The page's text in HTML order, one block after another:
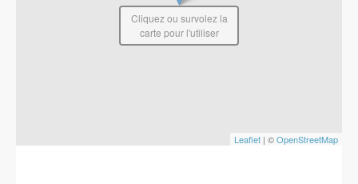
Leaflet | ©OpenStreetMap
Cliquez ou survolez la
carte pour l'utiliser